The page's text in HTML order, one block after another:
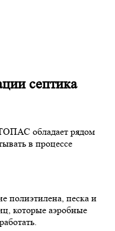
септика
обладает рядом
в процессе
полиэтилена, песка и
которые аэробные